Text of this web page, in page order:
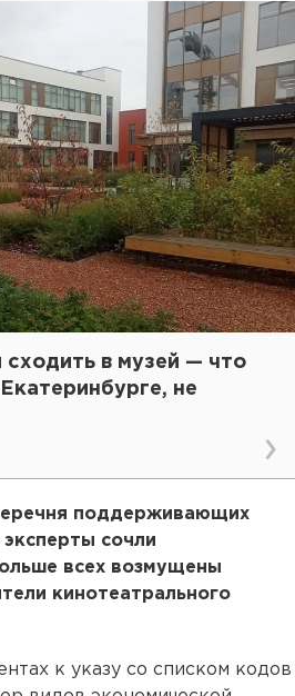
сходить в музей — что
не
поддерживающих
сочли
всех возмущены
кинотеатрального
к указу со списком кодов